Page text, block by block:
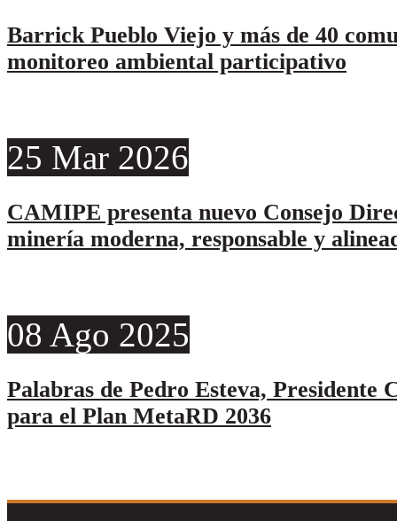
Barrick Pueblo Viejo y más de 40
monitoreo ambiental participativo
25 Mar 2026
CAMIPE presenta nuevo Consejo
minería moderna, responsable y
08 Ago 2025
Palabras de Pedro Esteva, Presidente
para el Plan MetaRD 2036